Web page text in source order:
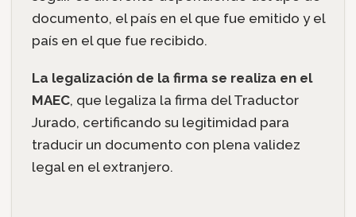
documento, el país en el que fue emitido y el
país en el que fue recibido.
La legalización de la firma se realiza en el
MAEC, que legaliza la firma del Traductor
Jurado, certificando su legitimidad para
traducir un documento con plena validez
legal en el extranjero.